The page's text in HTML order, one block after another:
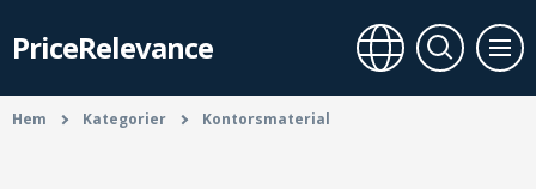
PriceRelevance
Hem Kategorier Kontorsmaterial